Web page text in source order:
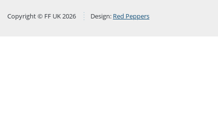
Copyright © FF UK 2026 Design: Red Peppers